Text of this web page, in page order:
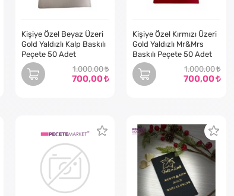
özel yaldız baskılı peçetelerimiz harika bir seçimdir.
Kişiye Özel Beyaz Üzeri
Gold Yaldızlı Kalp Baskılı
Peçete 50 Adet
1.000,00
700,00
Kişiye Özel Kırmızı Üzeri
Gold Yaldızlı Mr&Mrs
Baskılı Peçete 50 Adet
1.000,00
700,00